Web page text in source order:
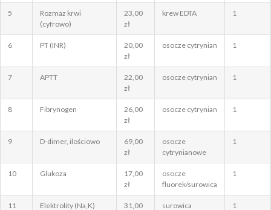
5
Rozmaz krwi
(cyfrowo)
23,00
zł
krew EDTA 1
6 PT (INR)
20,00
zł
osocze cytrynian 1
7 APTT
22,00
zł
osocze cytrynian 1
8 Fibrynogen
26,00
zł
osocze cytrynian 1
9 D-dimer, ilościowo
69,00
zł
osocze
cytrynianowe
1
10 Glukoza
17,00
zł
osocze
fluorek/surowica
1
11 Elektrolity (Na,K)
31,00
surowica 1